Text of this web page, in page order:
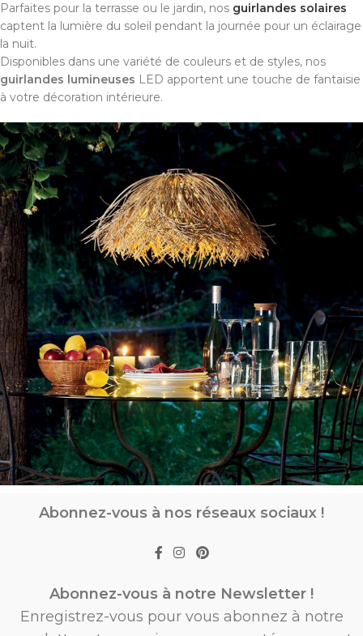
Parfaites pour la terrasse ou le jardin, nos guirlandes solaires
captent la lumière du soleil pendant la journée pour un éclairage
la nuit.
Disponibles dans une variété de couleurs et de styles, nos
guirlandes lumineuses LED apportent une touche de fantaisie
à votre décoration intérieure.
Abonnez-vous à nos réseaux sociaux !
Abonnez-vous à notre Newsletter !
Enregistrez-vous pour vous abonnez à notre